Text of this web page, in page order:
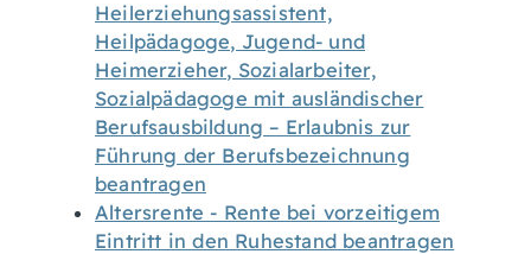
Heilerziehungsassistent,
Heilpädagoge, Jugend- und
Heimerzieher, Sozialarbeiter,
Sozialpädagoge mit ausländischer
Berufsausbildung – Erlaubnis zur
Führung der Berufsbezeichnung
beantragen
Altersrente - Rente bei vorzeitigem
Eintritt in den Ruhestand beantragen